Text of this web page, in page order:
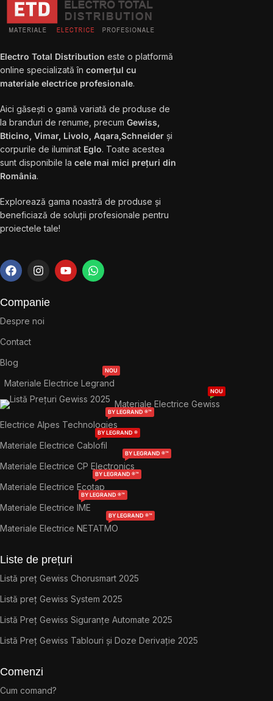
Electro Total Distribution este o platformă
online specializată în comerțul cu
materiale electrice profesionale.
Aici găsești o gamă variată de produse de
la branduri de renume, precum Gewiss,
Bticino, Vimar, Livolo, Aqara,Schneider și
corpurile de iluminat Eglo. Toate acestea
sunt disponibile la cele mai mici prețuri din
România.
Explorează gama noastră de produse și
beneficiază de soluții profesionale pentru
proiectele tale!
Companie
Despre noi
Contact
Blog
Materiale Electrice Legrand
NOU
Materiale Electrice Gewiss
NOU
Electrice Alpes Technologies
BY LEGRAND ®™
Materiale Electrice Cablofil
BY LEGRAND ®
Materiale Electrice CP Electronics
BY LEGRAND ®™
Materiale Electrice Ecotap
BY LEGRAND ®™
Materiale Electrice IME
BY LEGRAND ®™
Materiale Electrice NETATMO
BY LEGRAND ®™
Liste de prețuri
Listă preț Gewiss Chorusmart 2025
Listă preț Gewiss System 2025
Listă Preț Gewiss Siguranțe Automate 2025
Listă Preț Gewiss Tablouri și Doze Derivație 2025
Comenzi
Cum comand?